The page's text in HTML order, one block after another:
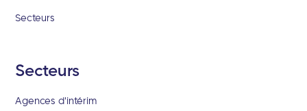
Secteurs
Secteurs
Agences d'intérim